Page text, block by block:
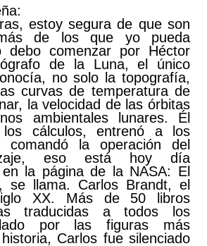
estoy segura de que son
de los que yo pueda
debo comenzar por Héctor
de la Luna, el único
no solo la topografía,
curvas de temperatura de
la velocidad de las órbitas
ambientales lunares. Él
los cálculos, entrenó a los
comandó la operación del
eso está hoy día
en la página de la NASA: El
se llama. Carlos Brandt, el
XX. Más de 50 libros
traducidas a todos los
por las figuras más
Carlos fue silenciado